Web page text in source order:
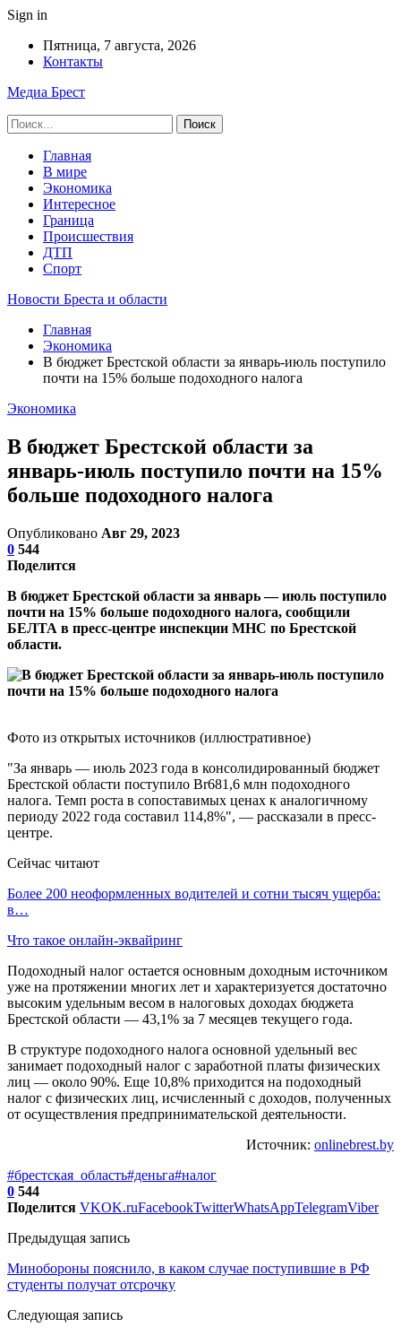
Sign in
Пятница, 7 августа, 2026
Контакты
Медиа Брест
Главная
В мире
Экономика
Интересное
Граница
Происшествия
ДТП
Спорт
Новости Бреста и области
Главная
Экономика
В бюджет Брестской области за январь-июль поступило
почти на 15% больше подоходного налога
Экономика
В бюджет Брестской области за
январь-июль поступило почти на 15%
больше подоходного налога
Опубликовано Авг 29, 2023
0 544
Поделится
В бюджет Брестской области за январь — июль поступило
почти на 15% больше подоходного налога, сообщили
БЕЛТА в пресс-центре инспекции МНС по Брестской
области.
Фото из открытых источников (иллюстративное)
"За январь — июль 2023 года в консолидированный бюджет
Брестской области поступило Br681,6 млн подоходного
налога. Темп роста в сопоставимых ценах к аналогичному
периоду 2022 года составил 114,8%", — рассказали в пресс-
центре.
Сейчас читают
Более 200 неоформленных водителей и сотни тысяч ущерба:
в…
Что такое онлайн-эквайринг
Подоходный налог остается основным доходным источником
уже на протяжении многих лет и характеризуется достаточно
высоким удельным весом в налоговых доходах бюджета
Брестской области — 43,1% за 7 месяцев текущего года.
В структуре подоходного налога основной удельный вес
занимает подоходный налог с заработной платы физических
лиц — около 90%. Еще 10,8% приходится на подоходный
налог с физических лиц, исчисленный с доходов, полученных
от осуществления предпринимательской деятельности.
Источник: onlinebrest.by
#брестская_область#деньга#налог
0 544
Поделится VKOK.ruFacebookTwitterWhatsAppTelegramViber
Предыдущая запись
Минобороны пояснило, в каком случае поступившие в РФ
студенты получат отсрочку
Следующая запись